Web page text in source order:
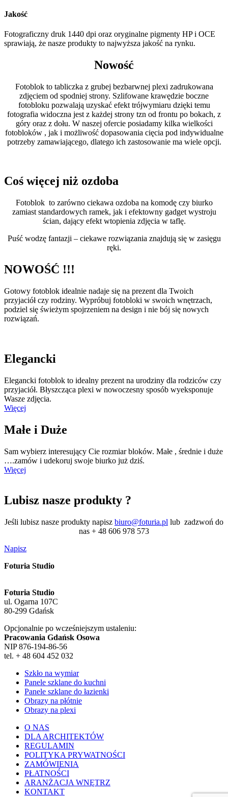
Jakość
Fotograficzny druk 1440 dpi oraz oryginalne pigmenty HP i OCE
sprawiają, że nasze produkty to najwyższa jakość na rynku.
Nowość
Fotoblok to tabliczka z grubej bezbarwnej plexi zadrukowana
zdjęciem od spodniej strony. Szlifowane krawędzie boczne
fotobloku pozwalają uzyskać efekt trójwymiaru dzięki temu
fotografia widoczna jest z każdej strony tzn od frontu po bokach, z
góry oraz z dołu. W naszej ofercie posiadamy kilka wielkości
fotobloków , jak i możliwość dopasowania cięcia pod indywidualne
potrzeby zamawiającego, dlatego ich zastosowanie ma wiele opcji.
Coś więcej niż ozdoba
Fotoblok to zarówno ciekawa ozdoba na komodę czy biurko
zamiast standardowych ramek, jak i efektowny gadget wystroju
ścian, dający efekt wtopienia zdjęcia w taflę.
Puść wodzę fantazji – ciekawe rozwiązania znajdują się w zasięgu
ręki.
NOWOŚĆ !!!
Gotowy fotoblok idealnie nadaje się na prezent dla Twoich
przyjaciół czy rodziny. Wypróbuj fotobloki w swoich wnętrzach,
podziel się świeżym spojrzeniem na design i nie bój się nowych
rozwiązań.
Elegancki
Elegancki fotoblok to idealny prezent na urodziny dla rodziców czy
przyjaciół. Błyszcząca plexi w nowoczesny sposób wyeksponuje
Wasze zdjęcia.
Więcej
Małe i Duże
Sam wybierz interesujący Cie rozmiar bloków. Małe , średnie i duże
….zamów i udekoruj swoje biurko już dziś.
Więcej
Lubisz nasze produkty ?
Jeśli lubisz nasze produkty napisz biuro@foturia.pl lub zadzwoń do
nas + 48 606 978 573
Napisz
Foturia Studio
Foturia Studio
ul. Ogarna 107C
80-299 Gdańsk
Opcjonalnie po wcześniejszym ustaleniu:
Pracowania Gdańsk Osowa
NIP 876-194-86-56
tel. + 48 604 452 032
Szkło na wymiar
Panele szklane do kuchni
Panele szklane do łazienki
Obrazy na płótnie
Obrazy na plexi
O NAS
DLA ARCHITEKTÓW
REGULAMIN
POLITYKA PRYWATNOŚCI
ZAMÓWIENIA
PŁATNOŚCI
ARANŻACJA WNĘTRZ
KONTAKT